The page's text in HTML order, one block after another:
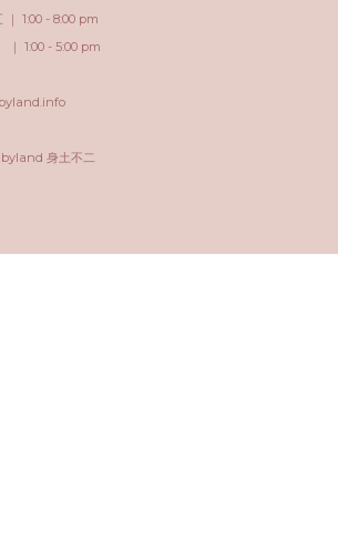
｜ 1:00 - 8:00 pm
- 5:00 pm
身土不二